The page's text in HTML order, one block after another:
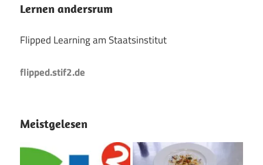
Lernen andersrum
Flipped Learning am Staatsinstitut
flipped.stif2.de
Meistgelesen